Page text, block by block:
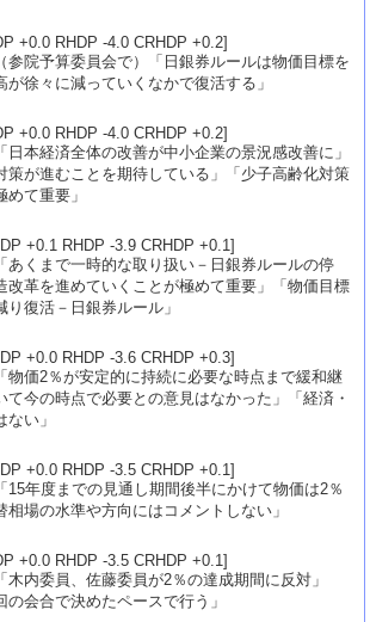
+0.0 RHDP -4.0 CRHDP +0.2]
参院予算委員会で）「日銀券ルールは物価目標を
徐々に減っていくなかで復活する」
+0.0 RHDP -4.0 CRHDP +0.2]
日本経済全体の改善が中小企業の景況感改善に」
策が進むことを期待している」「少子高齢化対策
て重要」
+0.1 RHDP -3.9 CRHDP +0.1]
あくまで一時的な取り扱い－日銀券ルールの停
改革を進めていくことが極めて重要」「物価目標
復活－日銀券ルール」
+0.0 RHDP -3.6 CRHDP +0.3]
物価2％が安定的に持続に必要な時点まで緩和継
て今の時点で必要との意見はなかった」「経済・
い」
+0.0 RHDP -3.5 CRHDP +0.1]
15年度までの見通し期間後半にかけて物価は2％
場の水準や方向にはコメントしない」
+0.0 RHDP -3.5 CRHDP +0.1]
木内委員、佐藤委員が2％の達成期間に反対」
の会合で決めたペースで行う」